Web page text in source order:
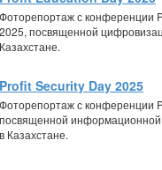
Фоторепортаж с конференции
2025, посвященной
Казахстане.
Profit Security Day 2025
Фоторепортаж с конференции
посвященной информационной
в Казахстане.